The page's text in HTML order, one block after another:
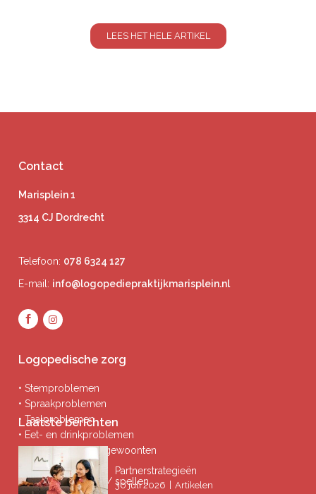
LEES HET HELE ARTIKEL
Contact
Marisplein 1
3314 CJ Dordrecht
Telefoon: 078 6324 127
E-mail: info@logopediepraktijkmarisplein.nl
Logopedische zorg
• Stemproblemen
• Spraakproblemen
• Taalproblemen
• Eet- en drinkproblemen
• Afwijkende mondgewoonten
• Ademproblemen
• Problemen lezen / spellen
Laatste berichten
Partnerstrategieën
30 juli 2026 Artikelen